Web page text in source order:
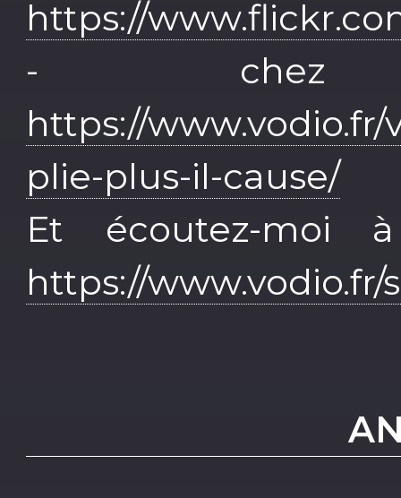
https://
- chez
https://
plie-plus-il-cause/
Et écoutez-moi
https://